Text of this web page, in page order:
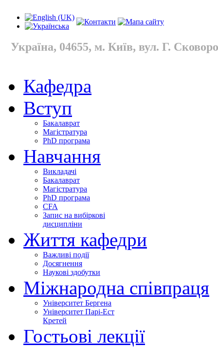
Україна, 04655, м. Київ, вул. Г.
Кафедра
Вступ
Бакалаврат
Магістратура
PhD програма
Навчання
Викладачі
Бакалаврат
Магістратура
PhD програма
CFA
Запис на вибіркові
дисципліни
Життя кафедри
Важливі події
Досягнення
Наукові здобутки
Міжнародна співпраця
Університет Бергена
Університет Парі-Ест
Кретей
Гостьові лекції